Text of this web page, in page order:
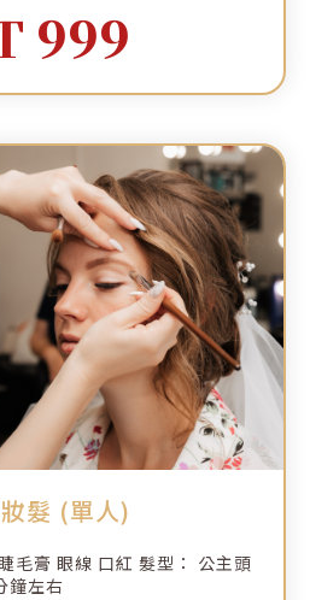
999
髮 (單人)
毛膏 眼線 口紅 髮型： 公主頭
鐘左右